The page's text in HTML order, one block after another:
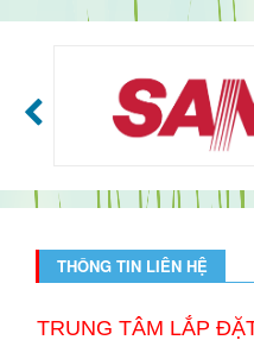
THÔNG TIN LIÊN HỆ
TRUNG TÂM LẮP